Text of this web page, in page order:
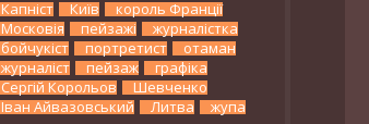
Капніст
Київ
король Франції
Московія
пейзажі
журналістка
бойчукіст
портретист
отаман
журналіст
пейзаж
графіка
Сергій Корольов
Шевченко
Іван Айвазовський
Литва жупа